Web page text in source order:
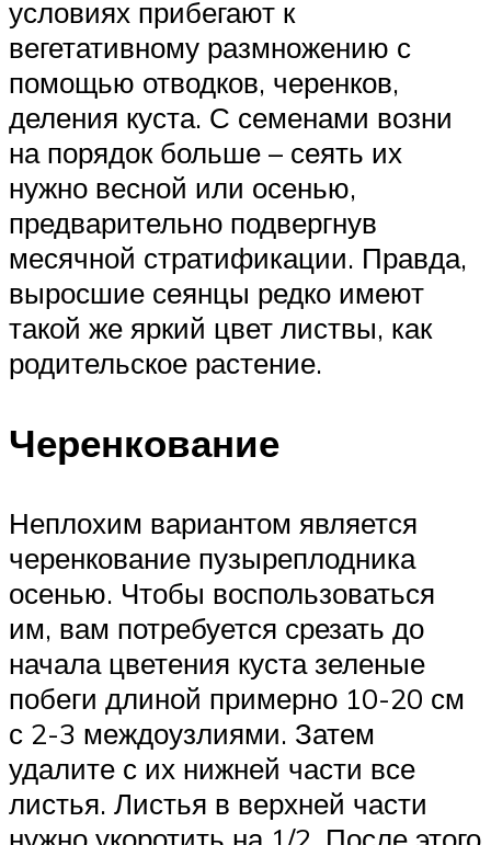
условиях прибегают к
вегетативному размножению с
помощью отводков, черенков,
деления куста. С семенами возни
на порядок больше – сеять их
нужно весной или осенью,
предварительно подвергнув
месячной стратификации. Правда,
выросшие сеянцы редко имеют
такой же яркий цвет листвы, как
родительское растение.
Черенкование
Неплохим вариантом является
черенкование пузыреплодника
осенью. Чтобы воспользоваться
им, вам потребуется срезать до
начала цветения куста зеленые
побеги длиной примерно 10-20 см
с 2-3 междоузлиями. Затем
удалите с их нижней части все
листья. Листья в верхней части